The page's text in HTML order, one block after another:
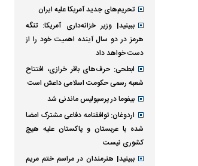
تحریم‌های جدید آمریکا علیه ایران
ببینید| وزیر خزانه‌داری آمریکا: تنگه
هرمز در دو سال آینده اهمیت خود را از
دست خواهد داد
ابطحی: حرف‌های باقر خرازی، افتتاح
شعبه رسمی حکومت اسلامی داعش است
بیفوما در پرسپولیس ماندنی شد
اردوغان: توافقنامه دفاعی مشترک امضا
شده با عربستان و پاکستان علیه هیچ
کشوری نیست
ببینید| هنرمندان در مراسم ختم مریم